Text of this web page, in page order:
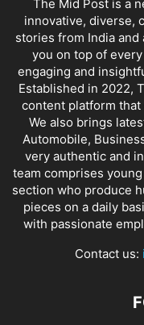
The Mid Post is a
innovative, diverse,
stories from India
you on top of
engaging and
Established in 2022,
content platform
We also brings
Automobile,
very authentic and
team comprises
section who produce
pieces on a daily
with passionate
Contact us: